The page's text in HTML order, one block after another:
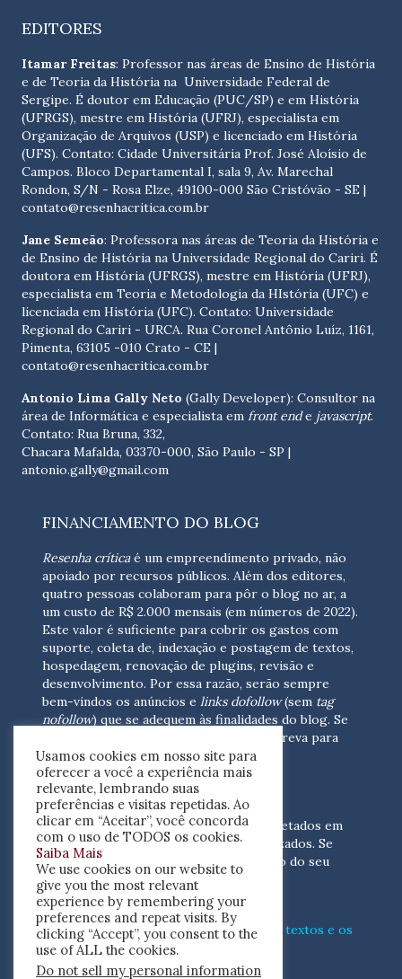
EDITORES
Itamar Freitas: Professor nas áreas de Ensino de História
e de Teoria da História na Universidade Federal de
Sergipe. É doutor em Educação (PUC/SP) e em História
(UFRGS), mestre em História (UFRJ), especialista em
Organização de Arquivos (USP) e licenciado em História
(UFS). Contato: Cidade Universitária Prof. José Aloísio de
Campos. Bloco Departamental I, sala 9, Av. Marechal
Rondon, S/N - Rosa Elze, 49100-000 São Cristóvão - SE |
contato@resenhacritica.com.br
Jane Semeão: Professora nas áreas de Teoria da História e
de Ensino de História na Universidade Regional do Cariri. É
doutora em História (UFRGS), mestre em História (UFRJ),
especialista em Teoria e Metodologia da HIstória (UFC) e
licenciada em História (UFC). Contato: Universidade
Regional do Cariri - URCA. Rua Coronel Antônio Luíz, 1161,
Pimenta, 63105 -010 Crato - CE |
contato@resenhacritica.com.br
Antonio Lima Gally Neto (Gally Developer): Consultor na
área de Informática e especialista em front ende javascript.
Contato: Rua Bruna, 332,
Chacara Mafalda, 03370-000, São Paulo - SP |
antonio.gally@gmail.com
FINANCIAMENTO DO BLOG
Resenha críticaé um empreendimento privado, não
apoiado por recursos públicos. Além dos editores,
quatro pessoas colaboram para pôr o blog no ar, a
um custo de R$ 2.000 mensais (em números de 2022).
Este valor é suficiente para cobrir os gastos com
suporte, coleta de, indexação e postagem de textos,
hospedagem, renovação de plugins, revisão e
desenvolvimento. Por essa razão, serão sempre
bem-vindos os anúncios e links dofollow(sem tag
nofollow) que se adequem às finalidades do blog. Se
escreva para
nós(contato@resenhacritica.com.br)
FONTES E ACERVO
As resenhas, dossiês e sumários são coletados em
periódicos acadêmicos e sites especializados. Se
você tem interesse em divulgar o acervo do seu
periódico, escreva para nós
(contato@resenhacritica.com.br)
Conheça omodocomo processamos os textos e os
índicesdisponibilizados neste blog.
Usamos cookies em nosso site para
oferecer a você a experiência mais
relevante, lembrando suas
preferências e visitas repetidas. Ao
clicar em “Aceitar”, você concorda
com o uso de TODOS os cookies.
Saiba Mais
We use cookies on our website to
give you the most relevant
experience by remembering your
preferences and repeat visits. By
clicking “Accept”, you consent to the
use of ALL the cookies.
Do not sell my personal information